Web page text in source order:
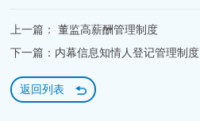
上一篇： 董监高薪酬管理制度
下一篇：内幕信息知情人登记管理制度
返回列表